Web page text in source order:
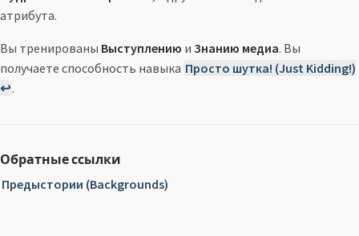
атрибута.
Вы тренированы Выступлению и Знанию медиа. Вы
получаете способность навыка Просто шутка! (Just Kidding!)
↩.
Обратные ссылки
Предыстории (Backgrounds)